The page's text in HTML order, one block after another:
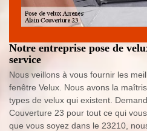
Notre entreprise pose de
service
Nous veillons à vous fournir les
fenêtre Velux. Nous avons la
types de velux qui existent.
Couverture 23 pour tout ce qui
que vous soyez dans le 23210,